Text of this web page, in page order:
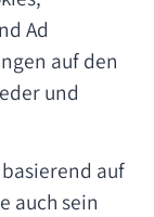
Ad
auf den
und
auf
auch sein